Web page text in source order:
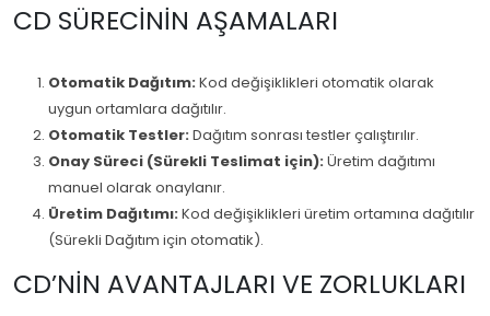
CD SÜRECININ AŞAMALARI
Otomatik Dağıtım:Kod değişiklikleri otomatik olarak
uygun ortamlara dağıtılır.
Otomatik Testler:Dağıtım sonrası testler çalıştırılır.
Onay Süreci (Sürekli Teslimat için):Üretim dağıtımı
manuel olarak onaylanır.
Üretim Dağıtımı:Kod değişiklikleri üretim ortamına dağıtılır
(Sürekli Dağıtım için otomatik).
CD’NIN AVANTAJLARI VE ZORLUKLARI